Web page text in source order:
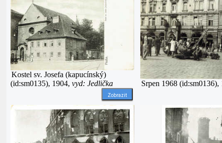
Kostel sv. Josefa (kapucínský)
(id:sm0135), 1904, vyd: Jedlička
Zobrazit
Srpen 1968 (id:sm0136),